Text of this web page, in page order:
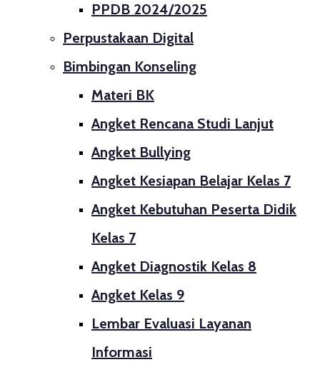
PPDB 2024/2025
Perpustakaan Digital
Bimbingan Konseling
Materi BK
Angket Rencana Studi Lanjut
Angket Bullying
Angket Kesiapan Belajar Kelas 7
Angket Kebutuhan Peserta Didik
Kelas 7
Angket Diagnostik Kelas 8
Angket Kelas 9
Lembar Evaluasi Layanan
Informasi